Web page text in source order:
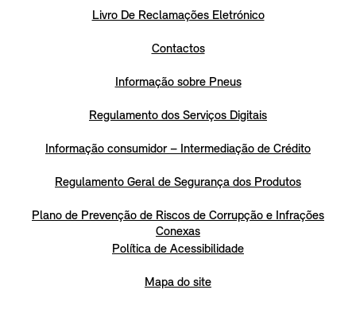
Livro De Reclamações Eletrónico
Contactos
Informação sobre Pneus
Regulamento dos Serviços Digitais
Informação consumidor – Intermediação de Crédito
Regulamento Geral de Segurança dos Produtos
Plano de Prevenção de Riscos de Corrupção e Infrações
Conexas
Política de Acessibilidade
Mapa do site